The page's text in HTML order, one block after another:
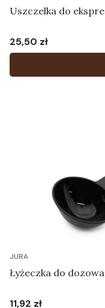
Uszczelka do
Cena
25,50 zł
JURA
Łyżeczka do
11,92 zł